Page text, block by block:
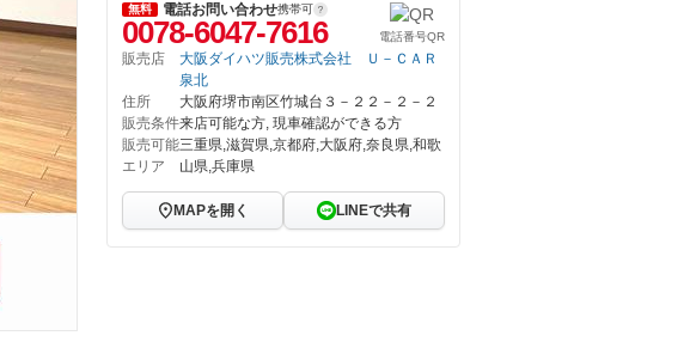
無料 電話お問い合わせ携帯可
0078-6047-7616 電話番号QR
販売店
大阪ダイハツ販売株式会社 Ｕ－ＣＡＲ
泉北
住所
大阪府堺市南区竹城台３－２２－２－２
販売条件来店可能な方, 現車確認ができる方
販売可能
エリア
三重県,滋賀県,京都府,大阪府,奈良県,和歌
山県,兵庫県
MAPを開く LINEで共有